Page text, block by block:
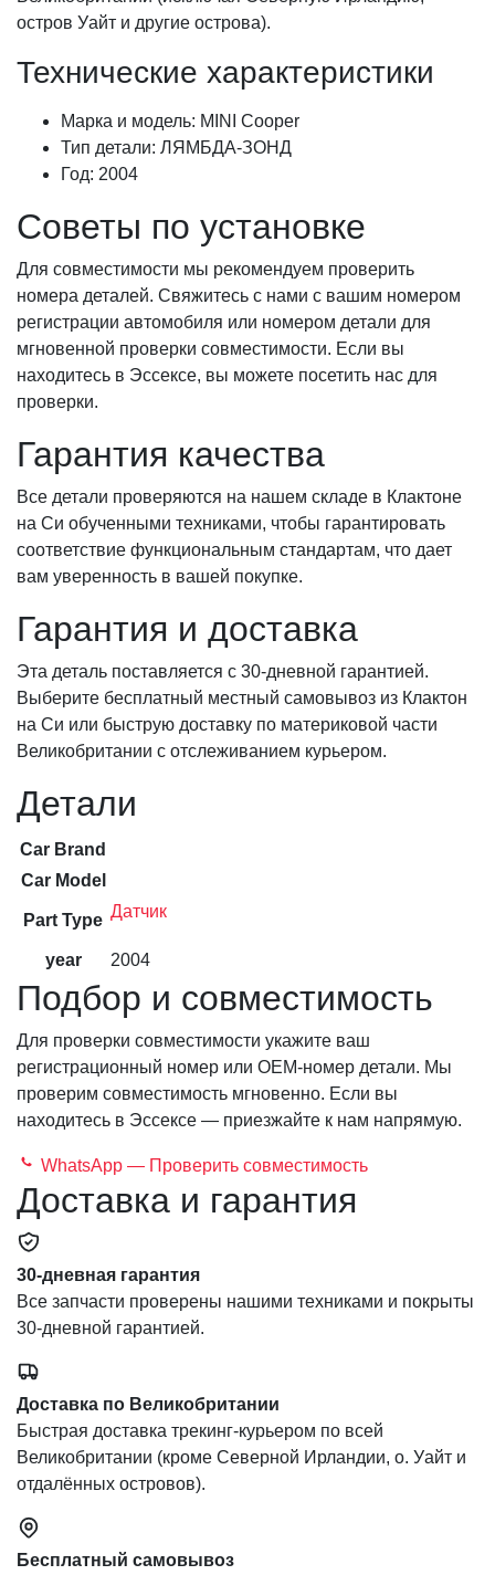
остров Уайт и другие острова).
Технические характеристики
Марка и модель: MINI Cooper
Тип детали: ЛЯМБДА-ЗОНД
Год: 2004
Советы по установке
Для совместимости мы рекомендуем проверить
номера деталей. Свяжитесь с нами с вашим номером
регистрации автомобиля или номером детали для
мгновенной проверки совместимости. Если вы
находитесь в Эссексе, вы можете посетить нас для
проверки.
Гарантия качества
Все детали проверяются на нашем складе в Клактоне
на Си обученными техниками, чтобы гарантировать
соответствие функциональным стандартам, что дает
вам уверенность в вашей покупке.
Гарантия и доставка
Эта деталь поставляется с 30-дневной гарантией.
Выберите бесплатный местный самовывоз из Клактон
на Си или быструю доставку по материковой части
Великобритании с отслеживанием курьером.
Детали
Car Brand
Car Model
Part Type Датчик
year 2004
Подбор и совместимость
Для проверки совместимости укажите ваш
регистрационный номер или OEM-номер детали. Мы
проверим совместимость мгновенно. Если вы
находитесь в Эссексе — приезжайте к нам напрямую.
WhatsApp — Проверить совместимость
Доставка и гарантия
30-дневная гарантия
Все запчасти проверены нашими техниками и покрыты
30-дневной гарантией.
Доставка по Великобритании
Быстрая доставка трекинг-курьером по всей
Великобритании (кроме Северной Ирландии, о. Уайт и
отдалённых островов).
Бесплатный самовывоз